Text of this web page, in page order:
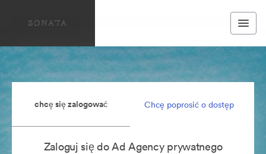
chcę się zalogować Chcę poprosić o dostęp
Zaloguj się do Ad Agency prywatnego